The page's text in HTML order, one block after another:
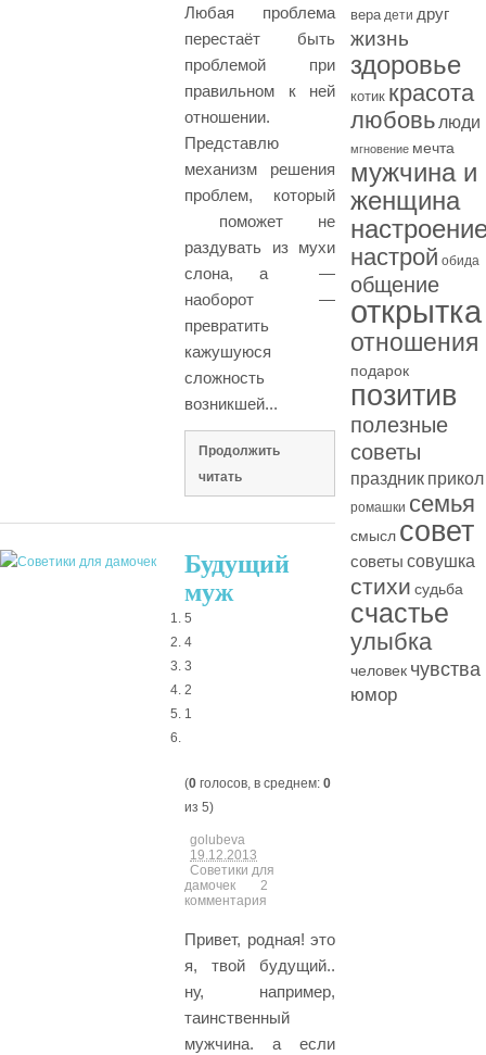
Любая проблема
перестаёт быть
проблемой при
правильном к ней
отношении.
Представлю
механизм решения
проблем, который
поможет не
раздувать из мухи
слона, а —
наоборот —
превратить
кажушуюся
сложность
возникшей...
Продолжить
читать
Будущий
муж
5
4
3
2
1
(0 голосов, в среднем: 0
из 5)
golubeva
19.12.2013
Советики для
дамочек
2
комментария
Привет, родная! это
я, твой будущий..
ну, например,
таинственный
мужчина. а если
вера дети друг
жизнь
здоровье
котик красота
любовь люди
мгновение мечта
мужчина и
женщина
настрой обида
общение
открытка
отношения
подарок
позитив
полезные
советы
праздник прикол
ромашки семья
смысл совет
советы совушка
стихи судьба
счастье
улыбка
человек чувства
юмор